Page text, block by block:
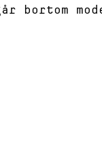
bortom